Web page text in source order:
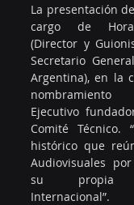
La presentación
cargo de
(Director y
Secretario
Argentina), en la
Ejecutivo
Comité
histórico que
Audiovisuales
su propia
Internacional”.